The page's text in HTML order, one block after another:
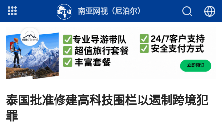
南亚网视（尼泊尔）
泰国批准修建高科技围栏以遏制跨境犯
罪